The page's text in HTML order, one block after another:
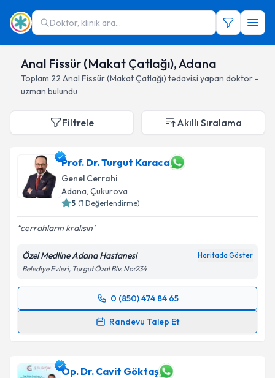
Doktor, klinik ara...
Anal Fissür (Makat Çatlağı), Adana
Toplam 22 Anal Fissür (Makat Çatlağı) tedavisi yapan doktor -
uzman bulundu
Filtrele Akıllı Sıralama
Prof. Dr. Turgut Karaca
Genel Cerrahi
Adana, Çukurova
5 (1 Değerlendirme)
cerrahların kralısın
Özel Medline Adana Hastanesi Haritada Göster
Belediye Evleri, Turgut Özal Blv. No:234
0 (850) 474 84 65
Randevu Talep Et
Randevu Takvimi Talebi
takvim hazırlandığında e-posta ile bilgilendireceğiz.
Op. Dr. Cavit Göktaş